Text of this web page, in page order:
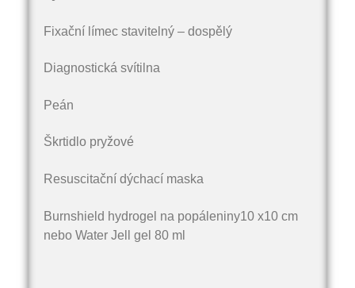
Fixační límec stavitelný – dospělý
Diagnostická svítilna
Peán
Škrtidlo pryžové
Resuscitační dýchací maska
Burnshield hydrogel na popáleniny10 x10 cm
nebo Water Jell gel 80 ml